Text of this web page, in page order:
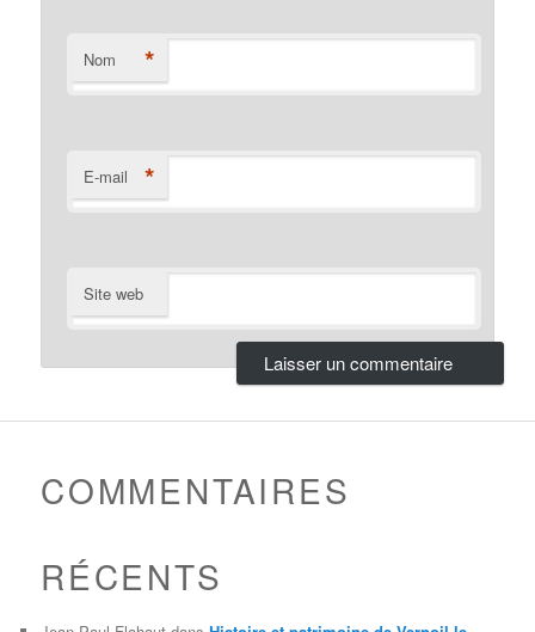
Nom *
E-mail *
Site web
COMMENTAIRES
RÉCENTS